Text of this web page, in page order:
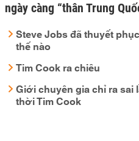
ngày càng “thân Trung
Steve Jobs đã thuyết
thế nào
Tim Cook ra chiêu
Giới chuyên gia chỉ ra sai
thời Tim Cook